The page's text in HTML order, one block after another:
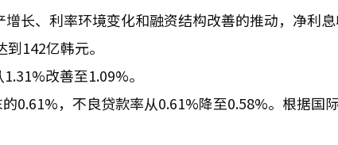
长、利率环境变化和融资结构改善的推动，净利
142亿韩元。
改善至1.09%。
0.61%，不良贷款率从0.61%降至0.58%。根据国